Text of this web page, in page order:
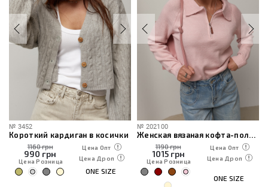
№ 3452
Короткий кардиган в косички
1160 грн
990 грн
Цена Розница
Цена Опт
Цена Дроп
ONE SIZE
№ 202100
Женская вязаная кофта-поло на молнии
1190 грн
1015грн
Цена Розница
Цена Опт
Цена Дроп
ONE SIZE